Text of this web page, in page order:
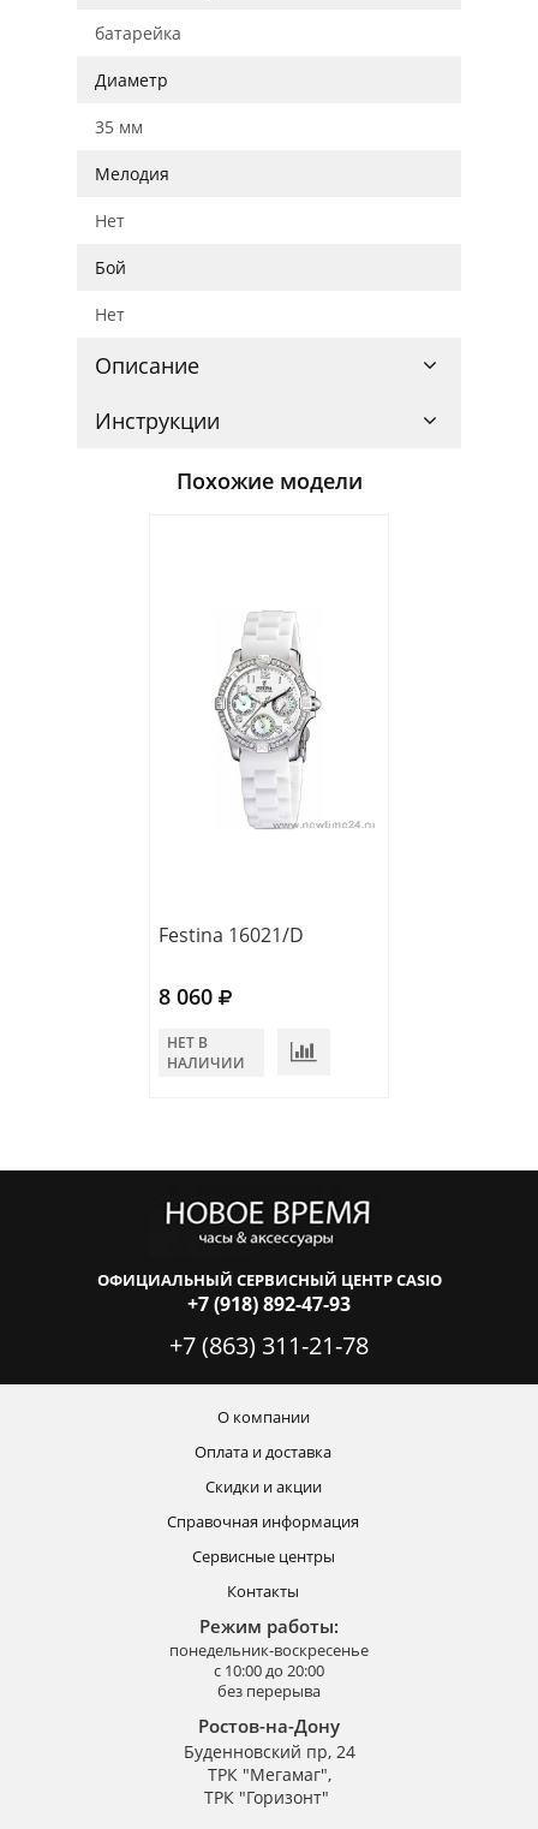
батарейка
Диаметр
35 мм
Мелодия
Нет
Бой
Нет
Описание
Инструкции
Похожие модели
Festina 16021/D
8 060
НЕТ В
НАЛИЧИИ
ОФИЦИАЛЬНЫЙ СЕРВИСНЫЙ ЦЕНТР CASIO
+7 (918) 892-47-93
+7 (863) 311-21-78
О компании
Оплата и доставка
Скидки и акции
Справочная информация
Сервисные центры
Контакты
Режим работы:
понедельник-воскресенье
с 10:00 до 20:00
без перерыва
Ростов-на-Дону
Буденновский пр, 24
ТРК "Мегамаг",
ТРК "Горизонт"